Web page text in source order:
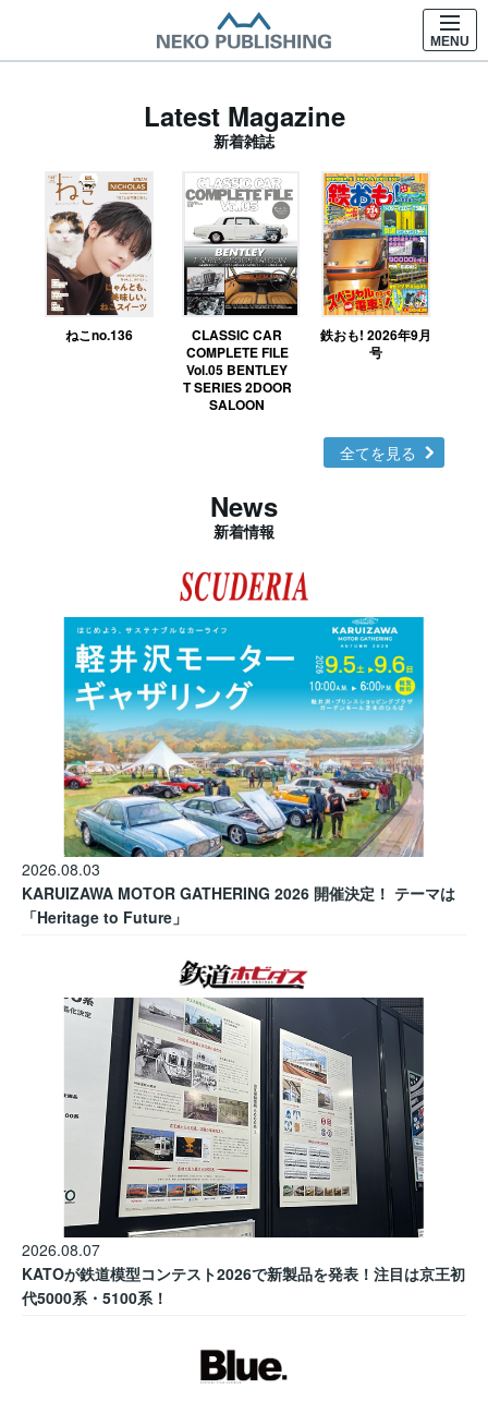
MENU
Latest Magazine
新着雑誌
ねこno.136
CLASSIC CAR
COMPLETE FILE
Vol.05 BENTLEY
T SERIES 2DOOR
SALOON
鉄おも! 2026年9月
号
全てを見る
News
新着情報
2026.08.03
KARUIZAWA MOTOR GATHERING 2026 開催決定！ テーマは
「Heritage to Future」
2026.08.07
KATOが鉄道模型コンテスト2026で新製品を発表！注目は京王初
代5000系・5100系！